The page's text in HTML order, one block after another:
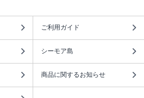
ご利用ガイド
シーモア島
商品に関するお知らせ